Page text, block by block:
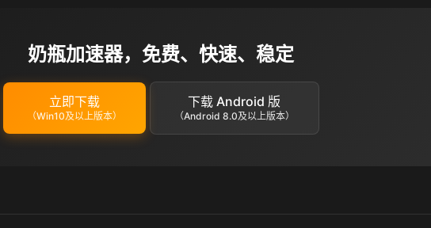
奶瓶加速器，免费、快速、稳定
立即下载
（Win10及以上版本）
下载 Android 版
（Android 8.0及以上版本）